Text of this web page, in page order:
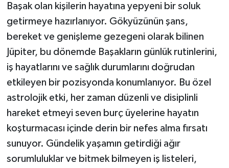
Başak olan kişilerin hayatına yepyeni bir soluk
getirmeye hazırlanıyor. Gökyüzünün şans,
bereket ve genişleme gezegeni olarak bilinen
Jüpiter, bu dönemde Başakların günlük rutinlerini,
iş hayatlarını ve sağlık durumlarını doğrudan
etkileyen bir pozisyonda konumlanıyor. Bu özel
astrolojik etki, her zaman düzenli ve disiplinli
hareket etmeyi seven burç üyelerine hayatın
koşturmacası içinde derin bir nefes alma fırsatı
sunuyor. Gündelik yaşamın getirdiği ağır
sorumluluklar ve bitmek bilmeyen iş listeleri,